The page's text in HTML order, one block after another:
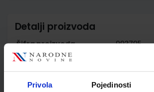
Privola Pojedinosti
Detalji proizvoda
Šifra proizvoda
993795
Jedinična mjera
Nakladnik
ŠKOLSKA
Autor
Vedran